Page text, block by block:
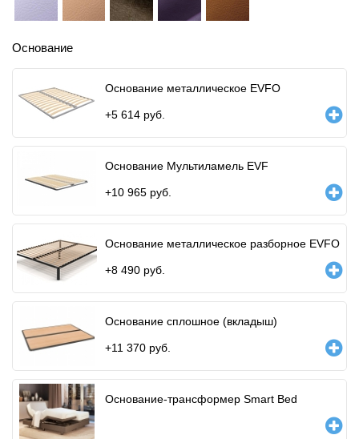
Основание
Основание металлическое EVFO
+5 614 руб.
Основание Мультиламель EVF
+10 965 руб.
Основание металлическое разборное EVFO
+8 490 руб.
Основание сплошное (вкладыш)
+11 370 руб.
Основание-трансформер Smart Bed